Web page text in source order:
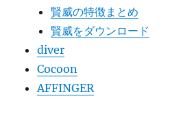
賢威の特徴まとめ
賢威をダウンロード
diver
Cocoon
AFFINGER